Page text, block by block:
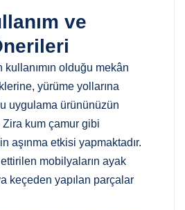
ve
olduğu mekân
yürüme yollarına
uygulama ürününüzün
Zira kum çamur gibi
aşınma etkisi yapmaktadır.
mobilyaların ayak
keçeden yapılan parçalar